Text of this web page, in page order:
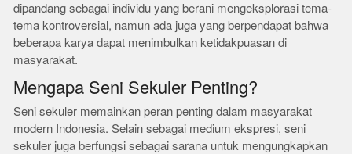
dipandang sebagai individu yang berani mengeksplorasi tema-
tema kontroversial, namun ada juga yang berpendapat bahwa
beberapa karya dapat menimbulkan ketidakpuasan di
masyarakat.
Mengapa Seni Sekuler Penting?
Seni sekuler memainkan peran penting dalam masyarakat
modern Indonesia. Selain sebagai medium ekspresi, seni
sekuler juga berfungsi sebagai sarana untuk mengungkapkan